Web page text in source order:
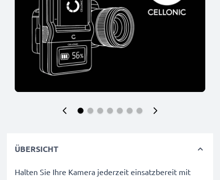
ÜBERSICHT
Halten Sie Ihre Kamera jederzeit einsatzbereit mit